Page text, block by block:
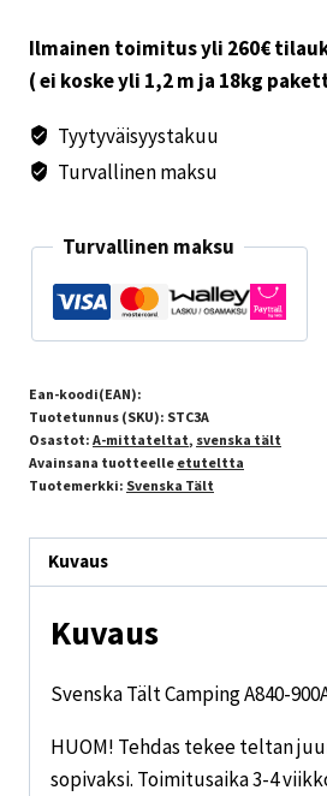
AL
määrä
Ilmainen toimitus yli 260€
( ei koske yli 1,2 m ja 18kg
Tyytyväisyystakuu
Turvallinen maksu
Turvallinen maksu
Ean-koodi(EAN):
Tuotetunnus (SKU): STC3A
Osastot: A-mittateltat, svenska tält
Avainsana tuotteelle etuteltta
Tuotemerkki: Svenska Tält
Kuvaus
Kuvaus
Svenska Tält Camping A840-
HUOM! Tehdas tekee teltan
sopivaksi. Toimitusaika 3-4